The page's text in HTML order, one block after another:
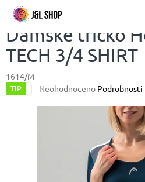
Přejít
obsah
Dámské tričko
TECH 3/4 SHIRT
1614/M
TIP
Průměrné
Neohodnoceno Podrobnosti